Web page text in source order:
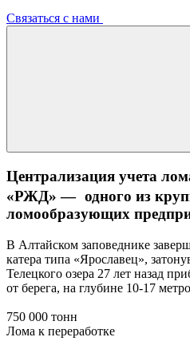
Связаться с нами
Централизация учета
«РЖД» — одного из
ломообразующих
В Алтайском заповеднике
катера типа «Ярославец»,
Телецкого озера 27 лет назад
от берега, на глубине 10-17
750 000 тонн
Лома к переработке